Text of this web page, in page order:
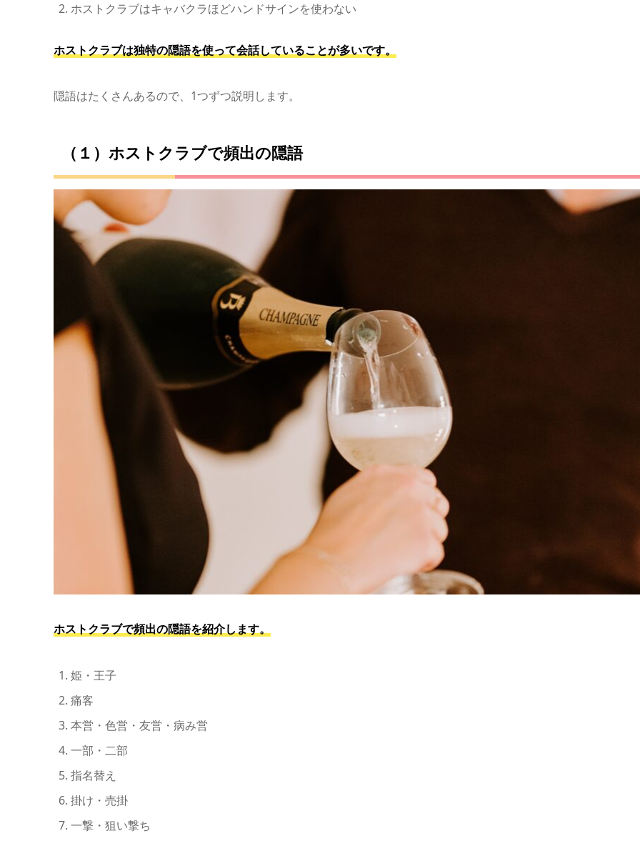
ホストクラブはキャバクラほどハンドサインを使わない
ホストクラブは独特の隠語を使って会話していることが多いです。
隠語はたくさんあるので、1つずつ説明します。
（１）ホストクラブで頻出の隠語
ホストクラブで頻出の隠語を紹介します。
姫・王子
痛客
本営・色営・友営・病み営
一部・二部
指名替え
掛け・売掛
一撃・狙い撃ち